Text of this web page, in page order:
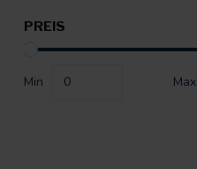
PREIS
Min Max